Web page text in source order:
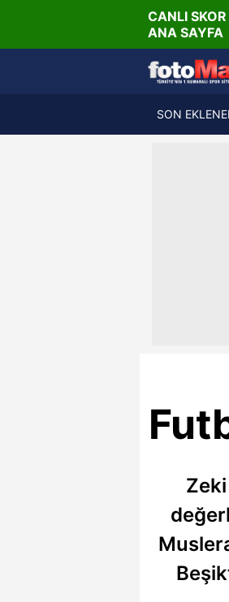
CANLI SKOR
ANA SAYFA
Jagiellonia Bialystok
6.8.2026 -
19:00
SON